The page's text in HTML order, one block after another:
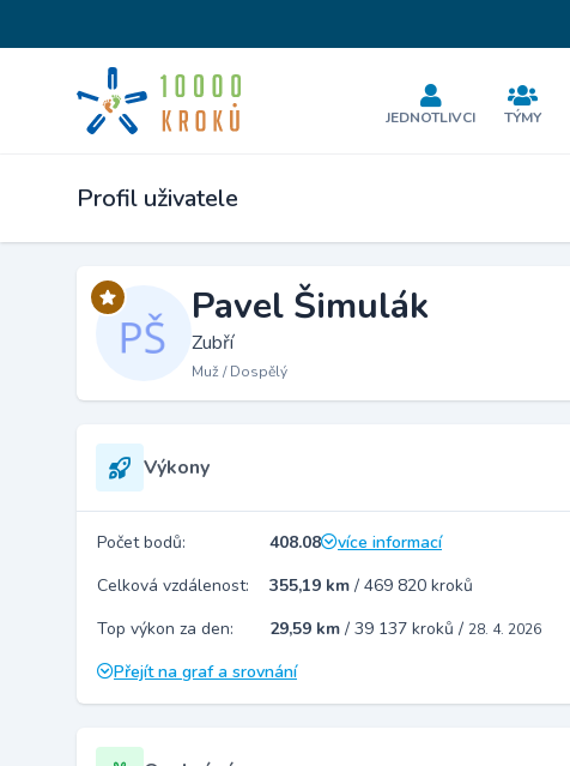
JEDNOTLIVCI TÝMY
Profil uživatele
Pavel Šimulák
Zubří
Muž / Dospělý
Výkony
Počet bodů: 408.08
více informací
Celková vzdálenost:
355,19 km / 469 820 kroků
Top výkon za den:
29,59 km / 39 137 kroků / 28. 4. 2026
Přejít na graf a srovnání